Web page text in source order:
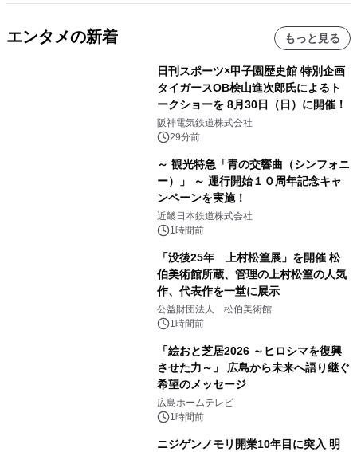
エンタメの新着 もっと見る
日刊スポーツ×甲子園歴史館 特別企画
タイガースOB桧山進次郎氏によるト
ークショーを 8月30日（日）に開催！
阪神電気鉄道株式会社
29分前
～ 観光特急「青の交響曲（シンフォニ
ー）」 ～ 運行開始１０周年記念キャ
ンペーンを実施！
近畿日本鉄道株式会社
1時間前
「没後25年 上村松篁展」を開催 松
伯美術館所蔵、管理の上村松篁の人気
作、代表作を一堂に展示
公益財団法人 松伯美術館
1時間前
「絵おと芝居2026 ～ヒロシマを復興
させた力～」 広島から未来へ語り継ぐ
希望のメッセージ
広島ホームテレビ
1時間前
ニジゲンノモリ開業10年目に突入 明